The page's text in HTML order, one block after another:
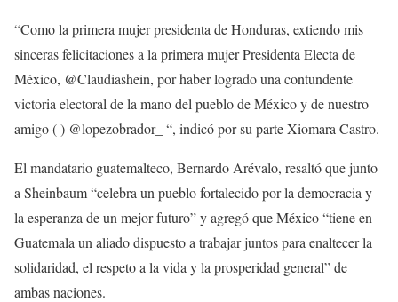
“Como la primera mujer presidenta de Honduras, extiendo mis
sinceras felicitaciones a la primera mujer Presidenta Electa de
México, @Claudiashein, por haber logrado una contundente
victoria electoral de la mano del pueblo de México y de nuestro
amigo ( ) @lopezobrador_ “, indicó por su parte Xiomara Castro.
El mandatario guatemalteco, Bernardo Arévalo, resaltó que junto
a Sheinbaum “celebra un pueblo fortalecido por la democracia y
la esperanza de un mejor futuro” y agregó que México “tiene en
Guatemala un aliado dispuesto a trabajar juntos para enaltecer la
solidaridad, el respeto a la vida y la prosperidad general” de
ambas naciones.